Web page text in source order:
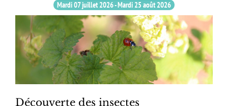
Mardi 07 juillet 2026-Mardi 25 août 2026
Découverte des insectes